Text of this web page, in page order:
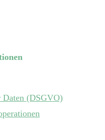
Daten (DSGVO)